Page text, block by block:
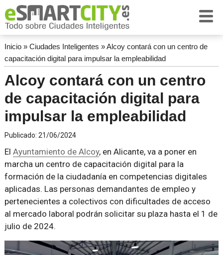
Inicio» Ciudades Inteligentes »Alcoy contará con un centro de
capacitación digital para impulsar la empleabilidad
Alcoy contará con un centro
de capacitación digital para
impulsar la empleabilidad
Publicado: 21/06/2024
El Ayuntamiento de Alcoy, en Alicante, va a poner en
marcha un centro de capacitación digital para la
formación de la ciudadanía en competencias digitales
aplicadas. Las personas demandantes de empleo y
pertenecientes a colectivos con dificultades de acceso
al mercado laboral podrán solicitar su plaza hasta el 1 de
julio de 2024.